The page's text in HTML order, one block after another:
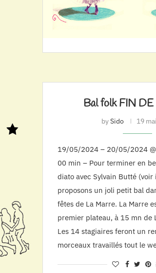
Bal folk FIN
bySido 19
19/05/2024 – 20/05/2024
00 min – Pour terminer en
diato avec Sylvain Butté (voir
proposons un joli petit bal
fêtes de La Marre. La Marre
premier plateau, à 15 mn de
Les 14 stagiaires feront un
morceaux travaillés tout le